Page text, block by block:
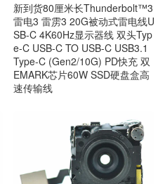
新到货80厘米长Thunderbolt™3
雷电3 雷雳3 20G被动式雷电线U
SB-C 4K60Hz显示器线 双头Typ
e-C USB-C TO USB-C USB3.1
Type-C (Gen2/10G) PD快充 双
EMARK芯片60W SSD硬盘盒高
速传输线